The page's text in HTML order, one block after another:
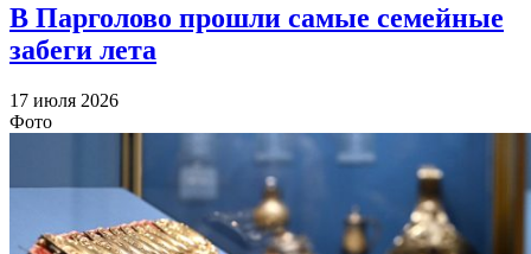
В Парголово прошли самые семейные
забеги лета
17 июля 2026
Фото